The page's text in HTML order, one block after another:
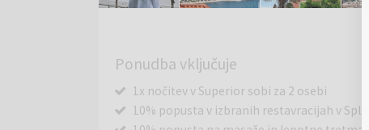
Ponudba vključuje
1x nočitev v Superior sobi za 2 osebi
10% popusta v izbranih restavracijah v Splitu